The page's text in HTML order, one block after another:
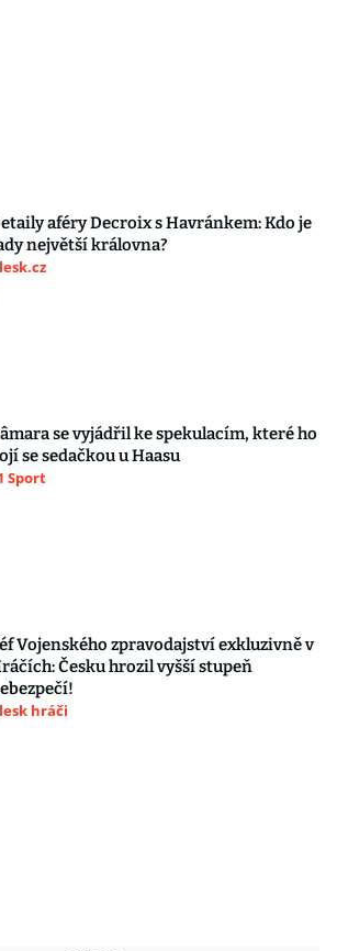
aféry Decroix s Havránkem: Kdo je
největší královna?
se vyjádřil ke spekulacím, které ho
se sedačkou u Haasu
Sport
Vojenského zpravodajství exkluzivně v
Česku hrozil vyšší stupeň
hráči